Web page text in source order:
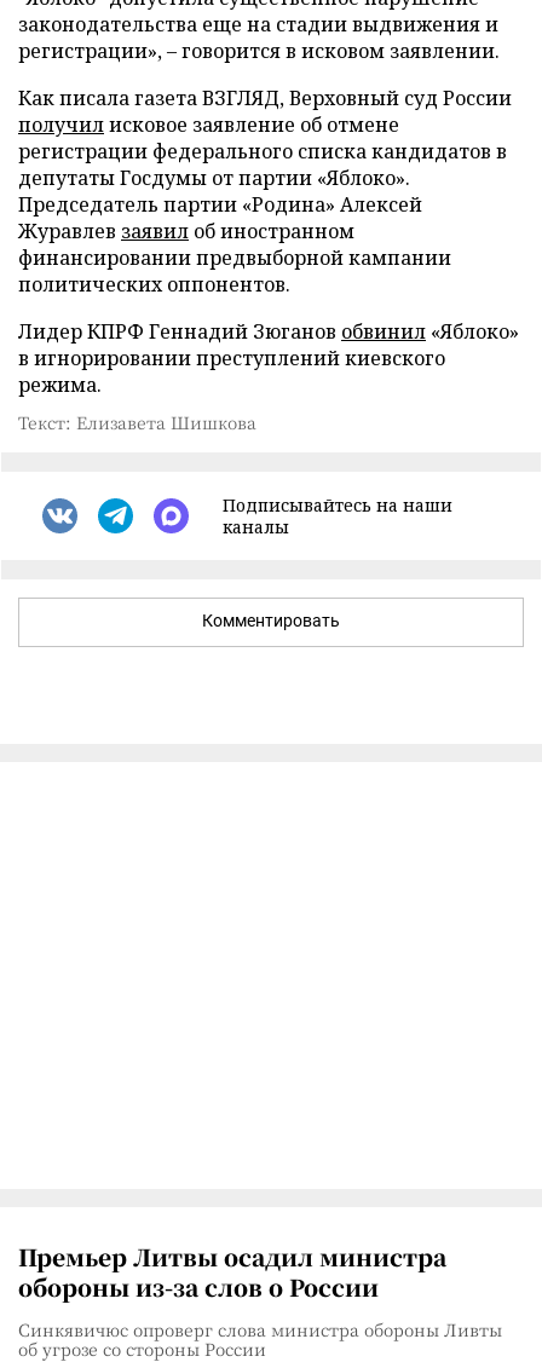
законодательства еще на стадии выдвижения и
регистрации», – говорится в исковом заявлении.
Как писала газета ВЗГЛЯД, Верховный суд России
получилисковое заявление об отмене
регистрации федерального списка кандидатов в
депутаты Госдумы от партии «Яблоко».
Председатель партии «Родина» Алексей
Журавлев заявил об иностранном
финансировании предвыборной кампании
политических оппонентов.
Лидер КПРФ Геннадий Зюганов обвинил «Яблоко»
в игнорировании преступлений киевского
режима.
Текст: Елизавета Шишкова
Подписывайтесь на наши
каналы
Комментировать
Премьер Литвы осадил министра
обороны из-за слов о России
Синкявичюс опроверг слова министра обороны Ливты
об угрозе со стороны России